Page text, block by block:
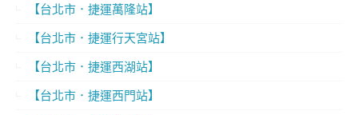
【台北市．捷運萬隆站】
【台北市．捷運行天宮站】
【台北市．捷運西湖站】
【台北市．捷運西門站】